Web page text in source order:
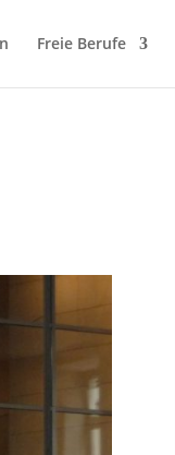
Freie Berufe